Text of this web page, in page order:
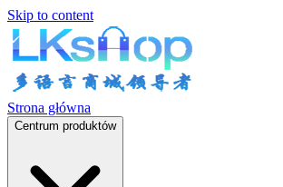
Skip to content
Strona główna
Centrum produktów